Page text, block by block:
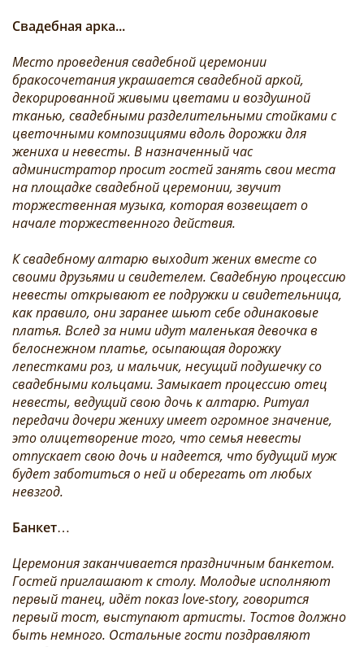
Свадебная арка...
Место проведения свадебной церемонии
бракосочетания украшается свадебной аркой,
декорированной живыми цветами и воздушной
тканью, свадебными разделительными стойками с
цветочными композициями вдоль дорожки для
жениха и невесты. В назначенный час
администратор просит гостей занять свои места
на площадке свадебной церемонии, звучит
торжественная музыка, которая возвещает о
начале торжественного действия.
К свадебному алтарю выходит жених вместе со
своими друзьями и свидетелем. Свадебную процессию
невесты открывают ее подружки и свидетельница,
как правило, они заранее шьют себе одинаковые
платья. Вслед за ними идут маленькая девочка в
белоснежном платье, осыпающая дорожку
лепестками роз, и мальчик, несущий подушечку со
свадебными кольцами. Замыкает процессию отец
невесты, ведущий свою дочь к алтарю. Ритуал
передачи дочери жениху имеет огромное значение,
это олицетворение того, что семья невесты
отпускает свою дочь и надеется, что будущий муж
будет заботиться о ней и оберегать от любых
невзгод.
Банкет…
Церемония заканчивается праздничным банкетом.
Гостей приглашают к столу. Молодые исполняют
первый танец, идёт показ love-story, говорится
первый тост, выступают артисты. Тостов должно
быть немного. Остальные гости поздравляют